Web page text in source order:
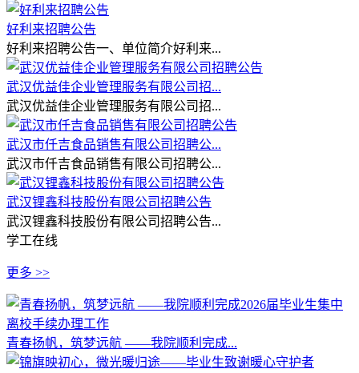
好利来招聘公告
好利来招聘公告一、单位简介好利来...
武汉优益佳企业管理服务有限公司招...
武汉优益佳企业管理服务有限公司招...
武汉市仟吉食品销售有限公司招聘公...
武汉市仟吉食品销售有限公司招聘公...
武汉锂鑫科技股份有限公司招聘公告
武汉锂鑫科技股份有限公司招聘公告...
学工在线
更多 >>
青春扬帆，筑梦远航 ——我院顺利完成...